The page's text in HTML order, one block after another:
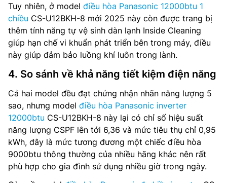
Tuy nhiên, ở model điều hòa Panasonic 12000btu 1
chiều CS-U12BKH-8 mới 2025 này còn được trang bị
thêm tính năng tự vệ sinh dàn lạnh Inside Cleaning
giúp hạn chế vi khuẩn phát triển bên trong máy, điều
này giúp đảm bảo luồng khí luôn trong lành.
4. So sánh về khả năng tiết kiệm điện năng
Cả hai model đều đạt chứng nhận nhãn năng lượng 5
sao, nhưng model điều hòa Panasonic inverter
12000btu CS-U12BKH-8 này lại có chỉ số hiệu suất
năng lượng CSPF lên tới 6,36 và mức tiêu thụ chỉ 0,95
kWh, đây là mức tương đương một chiếc điều hòa
9000btu thông thường của nhiều hãng khác nên rất
phù hợp cho gia đình sử dụng nhiều giờ trong ngày.